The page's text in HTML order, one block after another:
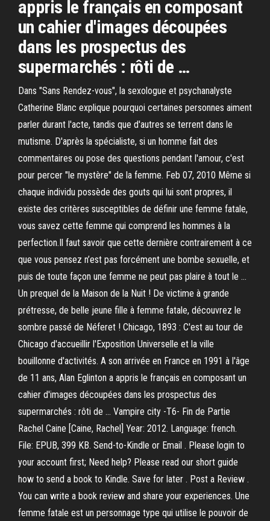
appris le français en composant
un cahier d'images découpées
dans les prospectus des
supermarchés : rôti de …
Dans "Sans Rendez-vous", la sexologue et psychanalyste
Catherine Blanc explique pourquoi certaines personnes aiment
parler durant l'acte, tandis que d'autres se terrent dans le
mutisme. D'après la spécialiste, si un homme fait des
commentaires ou pose des questions pendant l'amour, c'est
pour percer "le mystère" de la femme. Feb 07, 2010 Même si
chaque individu possède des gouts qui lui sont propres, il
existe des critères susceptibles de définir une femme fatale,
vous savez cette femme qui comprend les hommes à la
perfection.Il faut savoir que cette dernière contrairement à ce
que vous pensez n’est pas forcément une bombe sexuelle, et
puis de toute façon une femme ne peut pas plaire à tout le …
Un prequel de la Maison de la Nuit ! De victime à grande
prétresse, de belle jeune fille à femme fatale, découvrez le
sombre passé de Néferet ! Chicago, 1893 : C'est au tour de
Chicago d'accueillir l'Exposition Universelle et la ville
bouillonne d'activités. A son arrivée en France en 1991 à l'âge
de 11 ans, Alan Eglinton a appris le français en composant un
cahier d'images découpées dans les prospectus des
supermarchés : rôti de … Vampire city -T6- Fin de Partie
Rachel Caine [Caine, Rachel] Year: 2012. Language: french.
File: EPUB, 399 KB. Send-to-Kindle or Email . Please login to
your account first; Need help? Please read our short guide
how to send a book to Kindle. Save for later . Post a Review .
You can write a book review and share your experiences. Une
femme fatale est un personnage type qui utilise le pouvoir de